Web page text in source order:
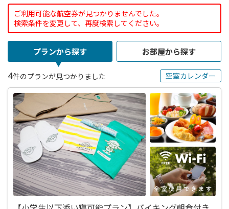
ご利用可能な航空券が見つかりませんでした。
検索条件を変更して、再度検索してください。
プランから探す お部屋から探す
4件のプランが見つかりました 空室カレンダー